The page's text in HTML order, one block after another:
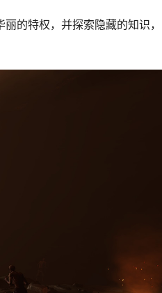
的特权，并探索隐藏的知识，